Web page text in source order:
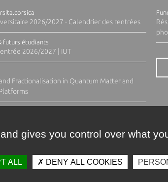
2026/2027 - Calendrier des rentrées
futurs étudiants
2026/2027 | IUT
Fractionalisation in Quantum Matter and
gives you control over what
ALL DENY ALL COOKIES